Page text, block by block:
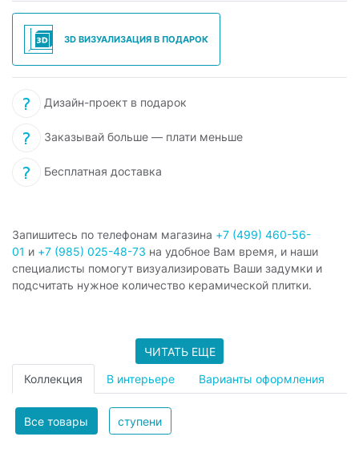
3D ВИЗУАЛИЗАЦИЯ В ПОДАРОК
Дизайн-проект в подарок
Заказывай больше — плати меньше
Бесплатная доставка
Запишитесь по телефонам магазина +7 (499) 460-56-
01 и +7 (985) 025-48-73 на удобное Вам время, и наши
специалисты помогут визуализировать Ваши задумки и
подсчитать нужное количество керамической плитки.
ЧИТАТЬ ЕЩЕ
Коллекция В интерьере Варианты оформления
Все товары ступени